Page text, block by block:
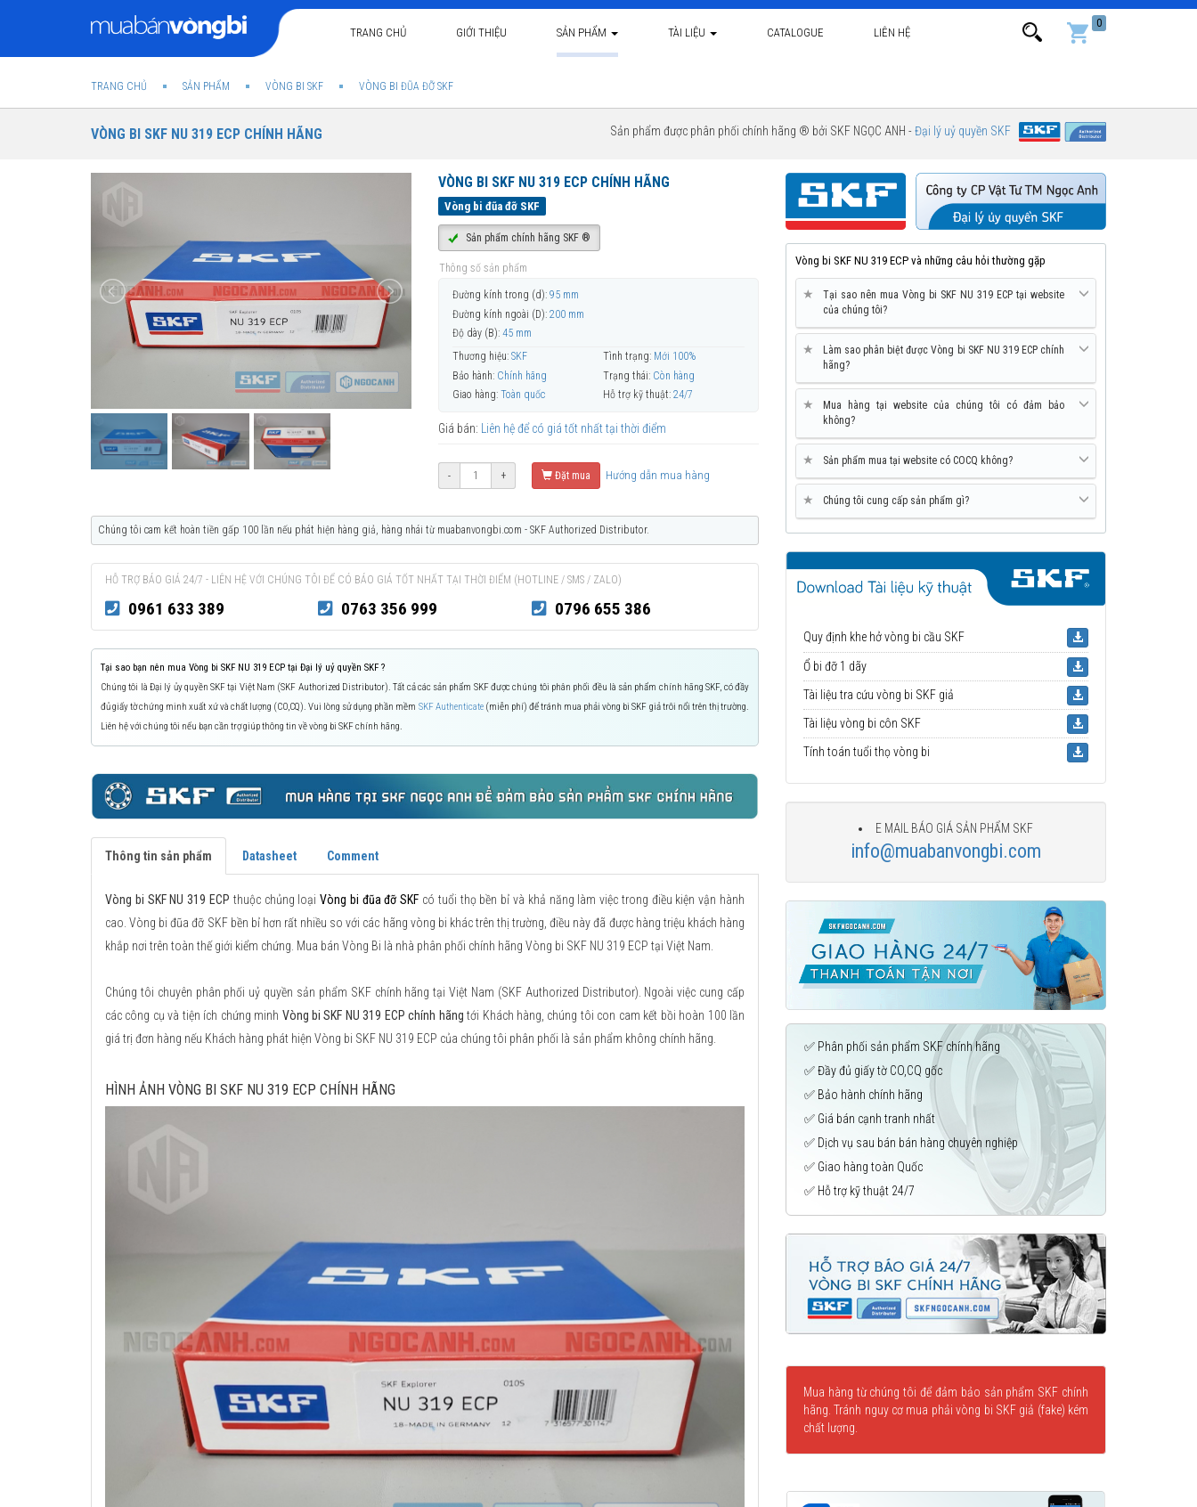
TRANG CHỦ GIỚI THIỆU SẢN PHẨM TÀI LIỆU CATALOGUE LIÊN HỆ
0
TRANG CHỦ SẢN PHẨM VÒNG BI SKF VÒNG BI ĐŨA ĐỠ SKF
VÒNG BI SKF NU 319 ECP CHÍNH HÃNG Sản phẩm được phân phối chính hãng ® bởi SKF NGỌC ANH -Đại lý uỷ quyền SKF
VÒNG BI SKF NU 319 ECP CHÍNH HÃNG
Vòng bi đũa đỡ SKF
Sản phẩm chính hãng SKF ®
Thông số sản phẩm
Đường kính trong (d): 95 mm
Đường kính ngoài (D): 200 mm
Độ dày (B): 45 mm
Thương hiệu: SKF Tình trạng: Mới 100%
Bảo hành: Chính hãng Trạng thái: Còn hàng
Giao hàng: Toàn quốc Hỗ trợ kỹ thuật: 24/7
Giá bán: Liên hệ để có giá tốt nhất tại thời điểm
- + Đặt mua Hướng dẫn mua hàng
Chúng tôi cam kết hoàn tiền gấp 100 lần nếu phát hiện hàng giả, hàng nhái từ muabanvongbi.com - SKF Authorized Distributor.
HỖ TRỢ BÁO GIÁ 24/7 - LIÊN HỆ VỚI CHÚNG TÔI ĐỂ CÓ BÁO GIÁ TỐT NHẤT TẠI THỜI ĐIỂM (HOTLINE / SMS / ZALO)
0961 633 389 0763 356 999 0796 655 386
Tại sao bạn nên mua Vòng bi SKF NU 319 ECP tại Đại lý uỷ quyền SKF ?
Chúng tôi là Đại lý ủy quyền SKF tại Việt Nam (SKF Authorized Distributor). Tất cả các sản phẩm SKF được chúng tôi phân phối đều là sản phẩm chính hãng SKF, có đầy
đủ giấy tờ chứng minh xuất xứ và chất lượng (CO,CQ). Vui lòng sử dụng phần mềm SKF Authenticate(miễn phí) để tránh mua phải vòng bi SKF giả trôi nổi trên thị trường.
Liên hệ với chúng tôi nếu bạn cần trợ giúp thông tin về vòng bi SKF chính hãng.
Thông tin sản phẩm Datasheet Comment
Vòng bi SKF NU 319 ECP thuộc chủng loạiVòng bi đũa đỡ SKF có tuổi thọ bền bỉ và khả năng làm việc trong điều kiện vận hành
cao. Vòng bi đũa đỡ SKF bền bỉ hơn rất nhiều so với các hãng vòng bi khác trên thị trường, điều này đã được hàng triệu khách hàng
khắp nơi trên toàn thế giới kiểm chứng. Mua bán Vòng Bi là nhà phân phối chính hãng Vòng bi SKF NU 319 ECP tại Việt Nam.
Chúng tôi chuyên phân phối uỷ quyền sản phẩm SKF chính hãng tại Việt Nam (SKF Authorized Distributor). Ngoài việc cung cấp
các công cụ và tiện ích chứng minh Vòng bi SKF NU 319 ECP chính hãng tới Khách hàng, chúng tôi con cam kết bồi hoàn 100 lần
giá trị đơn hàng nếu Khách hàng phát hiện Vòng bi SKF NU 319 ECP của chúng tôi phân phối là sản phẩm không chính hãng.
HÌNH ẢNH VÒNG BI SKF NU 319 ECP CHÍNH HÃNG
Vòng bi SKF NU 319 ECP và những câu hỏi thường gặp
★
Tại sao nên mua Vòng bi SKF NU 319 ECP tại website
của chúng tôi?
★
Làm sao phân biệt được Vòng bi SKF NU 319 ECP chính
hãng?
★
Mua hàng tại website của chúng tôi có đảm bảo
không?
★ Sản phẩm mua tại website có COCQ không?
★ Chúng tôi cung cấp sản phẩm gì?
Quy định khe hở vòng bi cầu SKF
Ổ bi đỡ 1 dãy
Tài liệu tra cứu vòng bi SKF giả
Tài liệu vòng bi côn SKF
Tính toán tuổi thọ vòng bi
E MAIL BÁO GIÁ SẢN PHẨM SKF
info@muabanvongbi.com
✅ Phân phối sản phẩm SKF chính hãng
✅ Đầy đủ giấy tờ CO,CQ gốc
✅ Bảo hành chính hãng
✅ Giá bán cạnh tranh nhất
✅ Dịch vụ sau bán bán hàng chuyên nghiệp
✅ Giao hàng toàn Quốc
✅ Hỗ trợ kỹ thuật 24/7
Mua hàng từ chúng tôi để đảm bảo sản phẩm SKF chính
hãng. Tránh nguy cơ mua phải vòng bi SKF giả (fake) kém
chất lượng.